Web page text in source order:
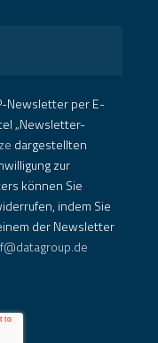
Newsletter per E-
„Newsletter-
dargestellten
zur
können Sie
indem Sie
der Newsletter